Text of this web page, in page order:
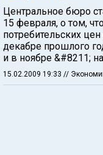
Центральное бюро
15 февраля, о том,
потребительских
декабре прошлого
и в ноябре &#8211;
15.02.2009 19:33 //